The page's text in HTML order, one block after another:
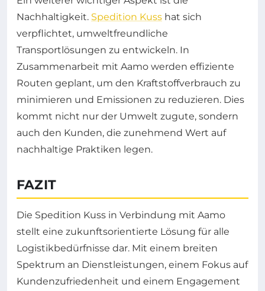
Nachhaltigkeit. Spedition Kuss hat sich
verpflichtet, umweltfreundliche
Transportlösungen zu entwickeln. In
Zusammenarbeit mit Aamo werden effiziente
Routen geplant, um den Kraftstoffverbrauch zu
minimieren und Emissionen zu reduzieren. Dies
kommt nicht nur der Umwelt zugute, sondern
auch den Kunden, die zunehmend Wert auf
nachhaltige Praktiken legen.
FAZIT
Die Spedition Kuss in Verbindung mit Aamo
stellt eine zukunftsorientierte Lösung für alle
Logistikbedürfnisse dar. Mit einem breiten
Spektrum an Dienstleistungen, einem Fokus auf
Kundenzufriedenheit und einem Engagement